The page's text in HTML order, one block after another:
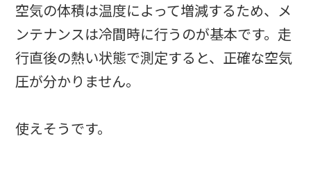
空気の体積は温度によって増減するため、メ
ンテナンスは冷間時に行うのが基本です。走
行直後の熱い状態で測定すると、正確な空気
圧が分かりません。
使えそうです。